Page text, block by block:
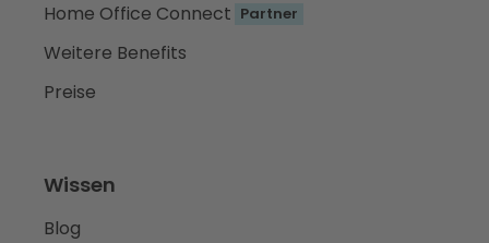
Home Office Connect Partner
Weitere Benefits
Preise
Wissen
Blog